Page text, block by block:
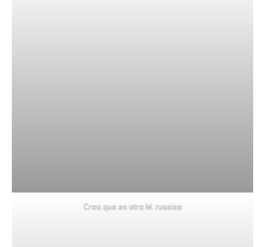
Creo que es otra M. russiae